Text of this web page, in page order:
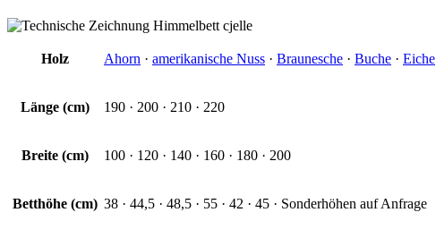
Holz Ahorn · amerikanische Nuss · Braunesche · Buche · Eiche
Länge (cm) 190 · 200 · 210 · 220
Breite (cm) 100 · 120 · 140 · 160 · 180 · 200
Betthöhe (cm) 38 · 44,5 · 48,5 · 55 · 42 · 45 · Sonderhöhen auf Anfrage